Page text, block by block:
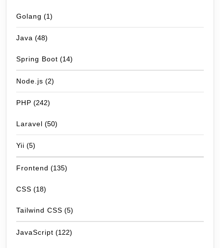
Golang (1)
Java (48)
Spring Boot (14)
Node.js (2)
PHP (242)
Laravel (50)
Yii (5)
Frontend (135)
CSS (18)
Tailwind CSS (5)
JavaScript (122)